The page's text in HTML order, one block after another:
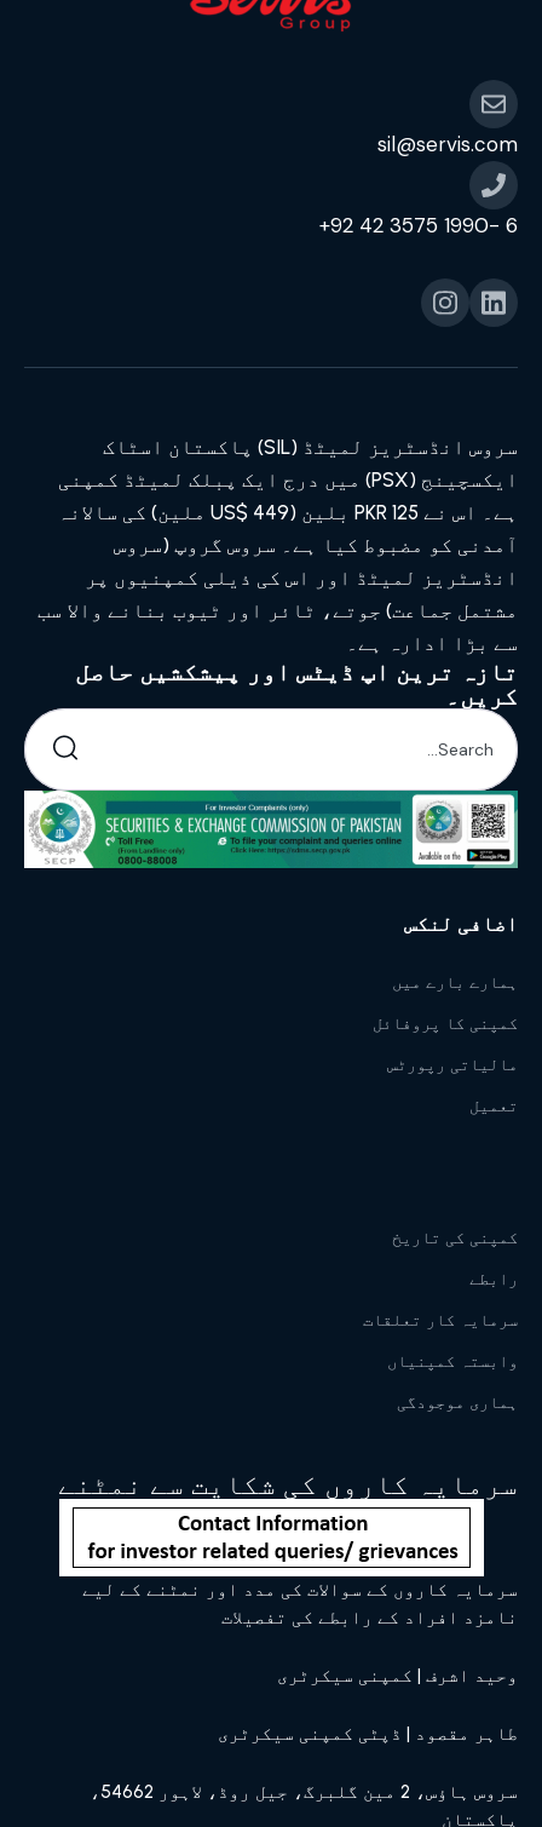
sil@servis.com
6 -1990 3575 42 92+
سروس انڈسٹریز لمیٹڈ (SIL) پاکستان اسٹاک
ایکسچینج (PSX) میں درج ایک پبلک لمیٹڈ کمپنی
ہے۔ اس نے PKR 125 بلین (US$ 449 ملین) کی سالانہ
آمدنی کو مضبوط کیا ہے۔ سروس گروپ (سروس
انڈسٹریز لمیٹڈ اور اس کی ذیلی کمپنیوں پر
مشتمل جماعت) جوتے، ٹائر اور ٹیوب بنانے والا سب
سے بڑا ادارہ ہے۔
تازہ ترین اپ ڈیٹس اور پیشکشیں حاصل
کریں۔
اضافی لنکس
ہمارے بارے میں
کمپنی کا پروفائل
مالیاتی رپورٹس
تعمیل
کمپنی کی تاریخ
رابطے
سرمایہ کار تعلقات
وابستہ کمپنیاں
ہماری موجودگی
سرمایہ کاروں کی شکایت سے نمٹنے
سرمایہ کاروں کے سوالات کی مدد اور نمٹنے کے لیے
نامزد افراد کے رابطے کی تفصیلات
وحید اشرف | کمپنی سیکرٹری
طاہر مقصود | ڈپٹی کمپنی سیکرٹری
سروس ہاؤس، 2 مین گلبرگ، جیل روڈ، لاہور 54662،
پاکستان